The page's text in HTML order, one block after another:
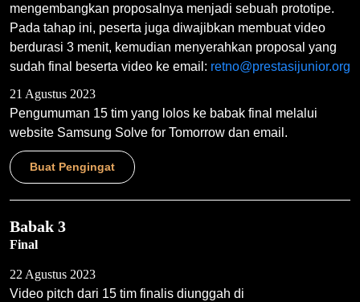
mengembangkan proposalnya menjadi sebuah prototipe.
Pada tahap ini, peserta juga diwajibkan membuat video
berdurasi 3 menit, kemudian menyerahkan proposal yang
sudah final beserta video ke email: retno@prestasijunior.org
21 Agustus 2023
Pengumuman 15 tim yang lolos ke babak final melalui
website Samsung Solve for Tomorrow dan email.
Buat Pengingat
Babak 3
Final
22 Agustus 2023
Video pitch dari 15 tim finalis diunggah di